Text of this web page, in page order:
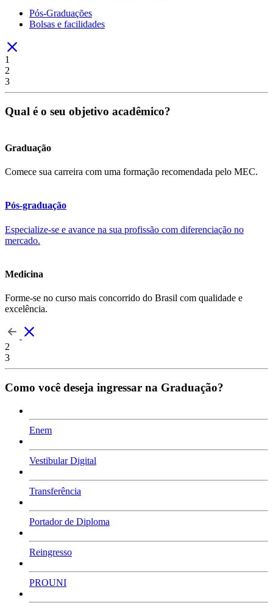
Pós-Graduações
Bolsas e facilidades
1
2
3
Qual é o seu objetivo acadêmico?
Graduação
Comece sua carreira com uma formação recomendada pelo MEC.
Pós-graduação
Especialize-se e avance na sua profissão com diferenciação no
mercado.
Medicina
Forme-se no curso mais concorrido do Brasil com qualidade e
excelência.
2
3
Como você deseja ingressar na Graduação?
Enem
Vestibular Digital
Transferência
Portador de Diploma
Reingresso
PROUNI